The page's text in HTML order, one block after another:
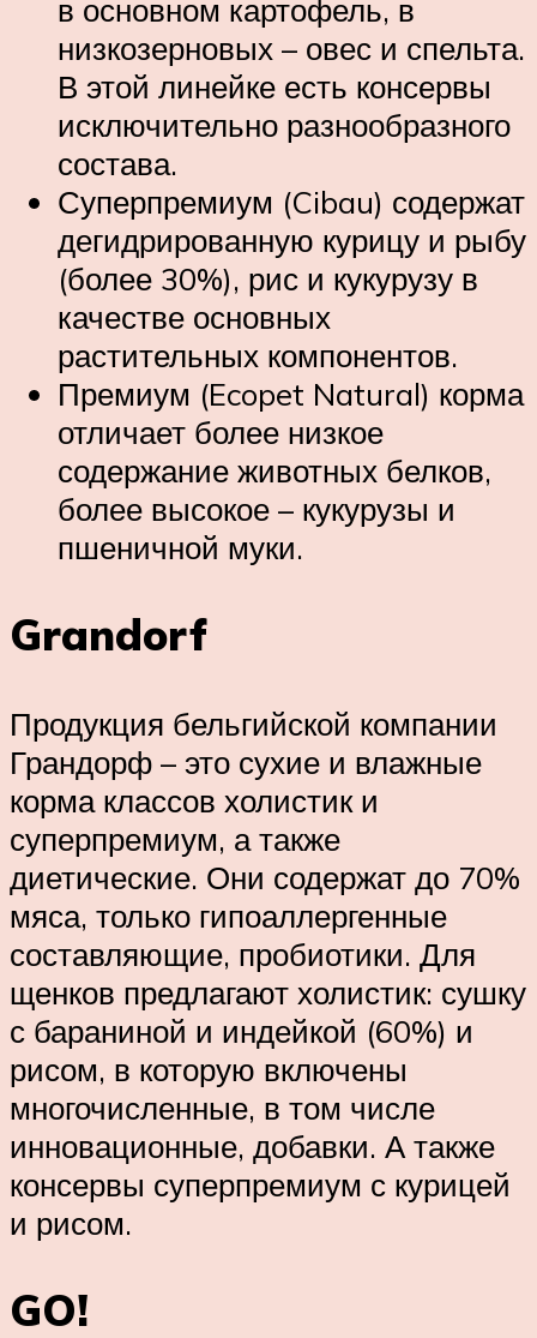
в основном картофель, в
низкозерновых – овес и спельта.
В этой линейке есть консервы
исключительно разнообразного
состава.
Суперпремиум (Cibau) содержат
дегидрированную курицу и рыбу
(более 30%), рис и кукурузу в
качестве основных
растительных компонентов.
Премиум (Ecopet Natural) корма
отличает более низкое
содержание животных белков,
более высокое – кукурузы и
пшеничной муки.
Grandorf
Продукция бельгийской компании
Грандорф – это сухие и влажные
корма классов холистик и
суперпремиум, а также
диетические. Они содержат до 70%
мяса, только гипоаллергенные
составляющие, пробиотики. Для
щенков предлагают холистик: сушку
с бараниной и индейкой (60%) и
рисом, в которую включены
многочисленные, в том числе
инновационные, добавки. А также
консервы суперпремиум с курицей
и рисом.
GO!